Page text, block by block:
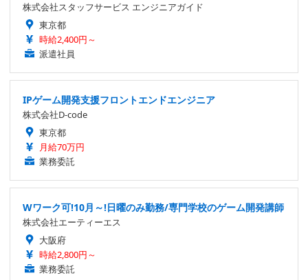
株式会社スタッフサービス エンジニアガイド
東京都
時給2,400円～
派遣社員
IPゲーム開発支援フロントエンドエンジニア
株式会社D-code
東京都
月給70万円
業務委託
Wワーク可!10月～!日曜のみ勤務/専門学校のゲーム開発講師
株式会社エーティーエス
大阪府
時給2,800円～
業務委託